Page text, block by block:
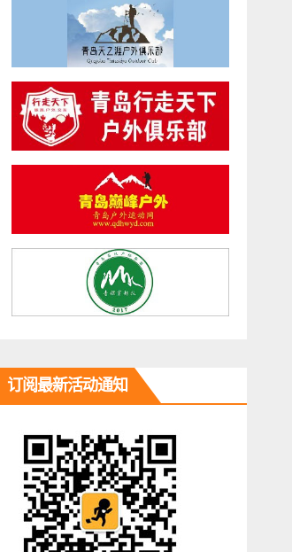
订阅最新活动通知